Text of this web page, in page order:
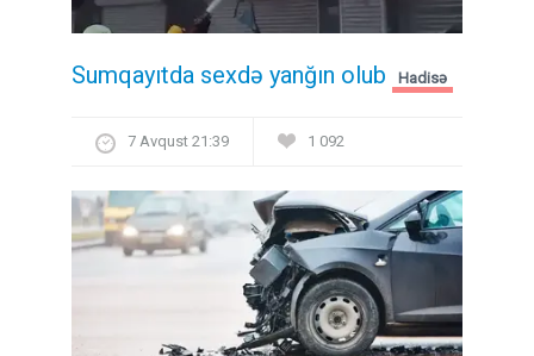
Sumqayıtda sexdə yanğın olub Hadisə
7 Avqust 21:39 1 092